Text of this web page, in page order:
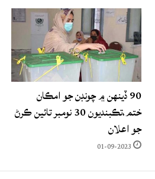
90 ڏينهن ۾ چونڊن جو امڪان
ختم،تڪبنديون 30 نومبر تائين ڪرڻ
جو اعلان
01-09-2023